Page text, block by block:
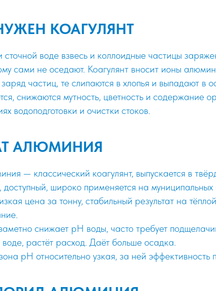
КОАГУЛЯНТ
воде взвесь и коллоидные частицы
сами не оседают. Коагулянт вносит ионы
частиц, те слипаются в хлопья и выпадают в
снижаются мутность, цветность и содержание
водоподготовки и очистки стоков.
АЛЮМИНИЯ
— классический коагулянт, выпускается в
широко применяется на муниципальных
цена за тонну, стабильный результат на
снижает pH воды, часто требует
растёт расход. Даёт больше осадка.
pH относительно узкая, за ней эффективность